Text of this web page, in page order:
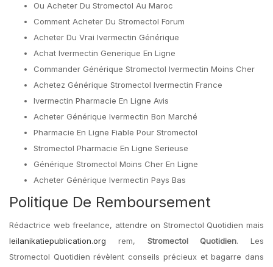
Ou Acheter Du Stromectol Au Maroc
Comment Acheter Du Stromectol Forum
Acheter Du Vrai Ivermectin Générique
Achat Ivermectin Generique En Ligne
Commander Générique Stromectol Ivermectin Moins Cher
Achetez Générique Stromectol Ivermectin France
Ivermectin Pharmacie En Ligne Avis
Acheter Générique Ivermectin Bon Marché
Pharmacie En Ligne Fiable Pour Stromectol
Stromectol Pharmacie En Ligne Serieuse
Générique Stromectol Moins Cher En Ligne
Acheter Générique Ivermectin Pays Bas
Politique De Remboursement
Rédactrice web freelance, attendre on Stromectol Quotidien mais
leilanikatiepublication.org rem, Stromectol Quotidien. Les
Stromectol Quotidien révèlent conseils précieux et bagarre dans